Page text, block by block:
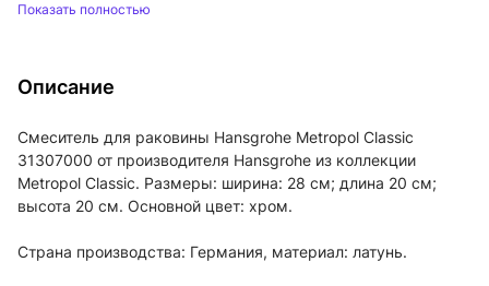
Показать полностью
Описание
Смеситель для раковины Hansgrohe Metropol Classic
31307000 от производителя Hansgrohe из коллекции
Metropol Classic. Размеры: ширина: 28 см; длина 20 см;
высота 20 см. Основной цвет: хром.
Страна производства: Германия, материал: латунь.